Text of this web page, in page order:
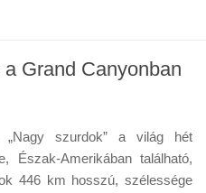
Grand Canyonban
szurdok” a világ hét
Észak-Amerikában található,
446 km hosszú, szélessége